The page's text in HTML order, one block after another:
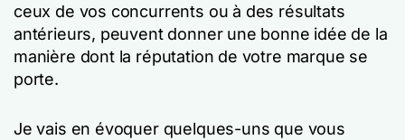
ceux de vos concurrents ou à des résultats
antérieurs, peuvent donner une bonne idée de la
manière dont la réputation de votre marque se
porte.
Je vais en évoquer quelques-uns que vous